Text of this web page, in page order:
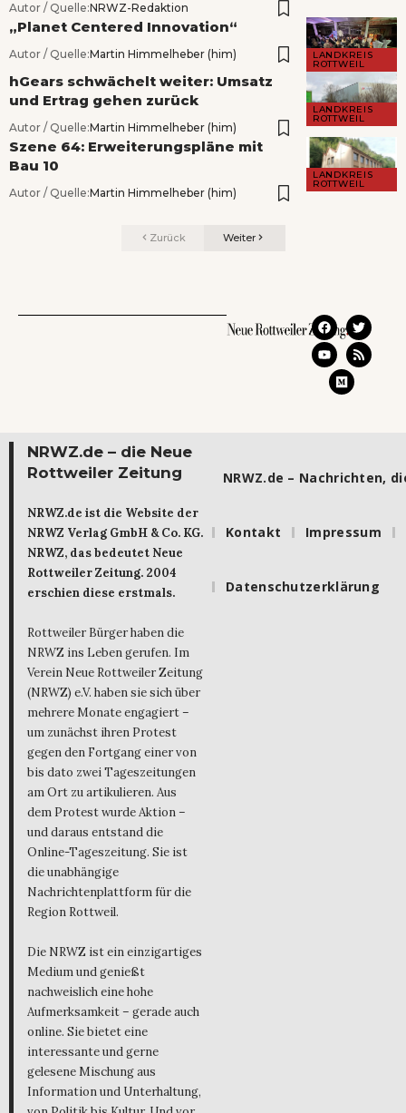
Autor / Quelle:NRWZ-Redaktion
LANDKREIS
ROTTWEIL
„Planet Centered Innovation“
Autor / Quelle:Martin Himmelheber (him)
LANDKREIS
ROTTWEIL
hGears schwächelt weiter: Umsatz
und Ertrag gehen zurück
Autor / Quelle:Martin Himmelheber (him)
LANDKREIS
ROTTWEIL
Szene 64: Erweiterungspläne mit
Bau 10
Autor / Quelle:Martin Himmelheber (him)
Zurück Weiter
NRWZ.de – die Neue
Rottweiler Zeitung
NRWZ.de ist die Website der
NRWZ Verlag GmbH & Co. KG.
NRWZ, das bedeutet Neue
Rottweiler Zeitung. 2004
erschien diese erstmals.
Rottweiler Bürger haben die
NRWZ ins Leben gerufen. Im
Verein Neue Rottweiler Zeitung
(NRWZ) e.V. haben sie sich über
mehrere Monate engagiert –
um zunächst ihren Protest
gegen den Fortgang einer von
bis dato zwei Tageszeitungen
am Ort zu artikulieren. Aus
dem Protest wurde Aktion –
und daraus entstand die
Online-Tageszeitung. Sie ist
die unabhängige
Nachrichtenplattform für die
Region Rottweil.
Die NRWZ ist ein einzigartiges
Medium und genießt
nachweislich eine hohe
Aufmerksamkeit – gerade auch
online. Sie bietet eine
interessante und gerne
gelesene Mischung aus
Information und Unterhaltung,
NRWZ.de – Nachrichten,
Kontakt Impressum
Datenschutzerklärung